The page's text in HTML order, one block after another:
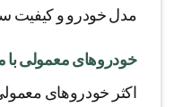
مدل خودرو و
خودروهای معمولی با
اکثر خودروهای